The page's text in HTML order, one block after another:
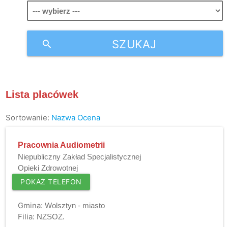
SZUKAJ
search
Lista placówek
Sortowanie: Nazwa Ocena
Pracownia Audiometrii
Niepubliczny Zakład Specjalistycznej
Opieki Zdrowotnej
POKAŻ TELEFON
Gmina: Wolsztyn - miasto
Filia: NZSOZ.